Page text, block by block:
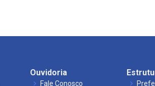
Ouvidoria
Fale Conosco